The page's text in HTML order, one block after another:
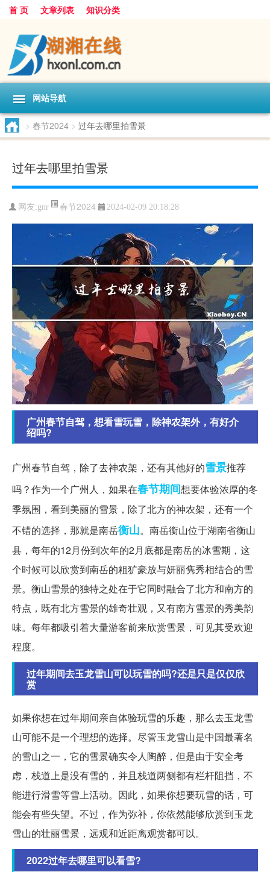
首 页 文章列表 知识分类
网站导航
> 春节2024 > 过年去哪里拍雪景
过年去哪里拍雪景
网友:gnr 春节2024 2024-02-09 20:18:28
广州春节自驾，想看雪玩雪，除神农架外，有好介
绍吗?
广州春节自驾，除了去神农架，还有其他好的雪景推荐
吗？作为一个广州人，如果在春节期间想要体验浓厚的冬
季氛围，看到美丽的雪景，除了北方的神农架，还有一个
不错的选择，那就是南岳衡山。南岳衡山位于湖南省衡山
县，每年的12月份到次年的2月底都是南岳的冰雪期，这
个时候可以欣赏到南岳的粗犷豪放与妍丽隽秀相结合的雪
景。衡山雪景的独特之处在于它同时融合了北方和南方的
特点，既有北方雪景的雄奇壮观，又有南方雪景的秀美韵
味。每年都吸引着大量游客前来欣赏雪景，可见其受欢迎
程度。
过年期间去玉龙雪山可以玩雪的吗?还是只是仅仅欣
赏
如果你想在过年期间亲自体验玩雪的乐趣，那么去玉龙雪
山可能不是一个理想的选择。尽管玉龙雪山是中国最著名
的雪山之一，它的雪景确实令人陶醉，但是由于安全考
虑，栈道上是没有雪的，并且栈道两侧都有栏杆阻挡，不
能进行滑雪等雪上活动。因此，如果你想要玩雪的话，可
能会有些失望。不过，作为弥补，你依然能够欣赏到玉龙
雪山的壮丽雪景，远观和近距离观赏都可以。
2022过年去哪里可以看雪?